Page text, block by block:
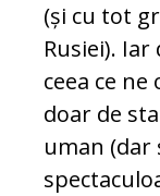
(și cu tot
Rusiei).
ceea ce ne
doar de
uman (dar